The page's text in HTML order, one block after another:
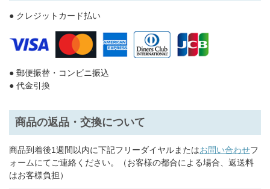
● クレジットカード払い
● 郵便振替・コンビニ振込
● 代金引換
商品の返品・交換について
商品到着後1週間以内に下記フリーダイヤルまたはお問い合わせフ
ォームにてご連絡ください。（お客様の都合による場合、返送料
はお客様負担）